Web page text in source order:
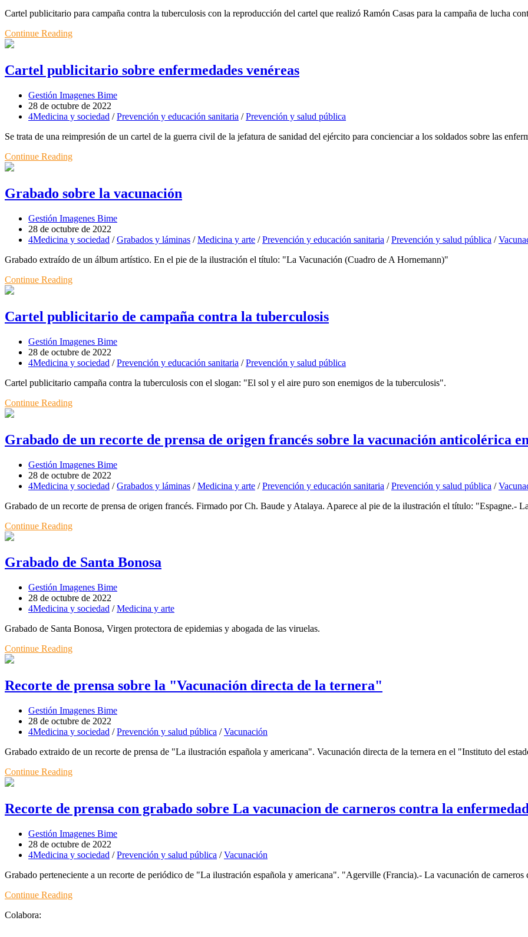
Cartel publicitario para campaña contra la tuberculosis con la reproducción del cartel que realizó Ramón Casas para la campaña de lucha
Continue Reading
Cartel publicitario sobre enfermedades venéreas
Gestión Imagenes Bime
28 de octubre de 2022
4Medicina y sociedad /Prevención y educación sanitaria /Prevención y salud pública
Se trata de una reimpresión de un cartel de la guerra civil de la jefatura de sanidad del ejército para concienciar a los soldados sobre las
Continue Reading
Grabado sobre la vacunación
Gestión Imagenes Bime
28 de octubre de 2022
4Medicina y sociedad /Grabados y láminas /Medicina y arte /Prevención y educación sanitaria /Prevención y salud pública /
Grabado extraído de un álbum artístico. En el pie de la ilustración el título: "La Vacunación (Cuadro de A Hornemann)"
Continue Reading
Cartel publicitario de campaña contra la tuberculosis
Gestión Imagenes Bime
28 de octubre de 2022
4Medicina y sociedad /Prevención y educación sanitaria /Prevención y salud pública
Cartel publicitario campaña contra la tuberculosis con el slogan: "El sol y el aire puro son enemigos de la tuberculosis".
Continue Reading
Grabado de un recorte de prensa de origen francés sobre la vacunación anticolérica
Gestión Imagenes Bime
28 de octubre de 2022
4Medicina y sociedad /Grabados y láminas /Medicina y arte /Prevención y educación sanitaria /Prevención y salud pública /
Grabado de un recorte de prensa de origen francés. Firmado por Ch. Baude y Atalaya. Aparece al pie de la ilustración el título: "Espagne.-
Continue Reading
Grabado de Santa Bonosa
Gestión Imagenes Bime
28 de octubre de 2022
4Medicina y sociedad /Medicina y arte
Grabado de Santa Bonosa, Virgen protectora de epidemias y abogada de las viruelas.
Continue Reading
Recorte de prensa sobre la "Vacunación directa de la ternera"
Gestión Imagenes Bime
28 de octubre de 2022
4Medicina y sociedad /Prevención y salud pública /Vacunación
Grabado extraido de un recorte de prensa de "La ilustración española y americana". Vacunación directa de la ternera en el "Instituto del
Continue Reading
Recorte de prensa con grabado sobre La vacunacion de carneros contra la
Gestión Imagenes Bime
28 de octubre de 2022
4Medicina y sociedad /Prevención y salud pública /Vacunación
Grabado perteneciente a un recorte de periódico de "La ilustración española y americana". "Agerville (Francia).- La vacunación de
Continue Reading
Colabora: